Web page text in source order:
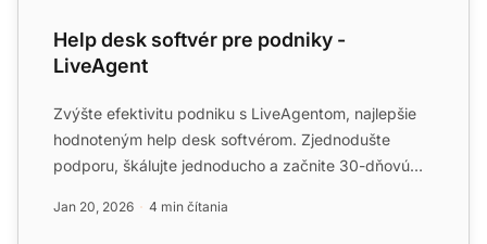
Help desk softvér pre podniky -
LiveAgent
Zvýšte efektivitu podniku s LiveAgentom, najlepšie
hodnoteným help desk softvérom. Zjednodušte
podporu, škálujte jednoducho a začnite 30-dňovú
Jan 20, 2026 4 min čítania